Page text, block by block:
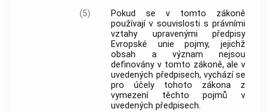
(5)
Pokud se v tomto zákoně
používají v souvislosti s právními
vztahy upravenými předpisy
Evropské unie pojmy, jejichž
obsah a význam nejsou
definovány v tomto zákoně, ale v
uvedených předpisech, vychází se
pro účely tohoto zákona z
vymezení těchto pojmů v
uvedených předpisech.